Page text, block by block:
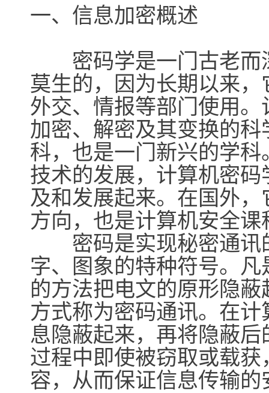
一、信息加密概述
密码学是一门古老而
莫生的，因为长期以来
外交、情报等部门使用
加密、解密及其变换的
科，也是一门新兴的学
技术的发展，计算机密
及和发展起来。在国外
方向，也是计算机安全
密码是实现秘密通讯
字、图象的特种符号。
的方法把电文的原形隐
方式称为密码通讯。在
息隐蔽起来，再将隐蔽
过程中即使被窃取或载
容，从而保证信息传输的